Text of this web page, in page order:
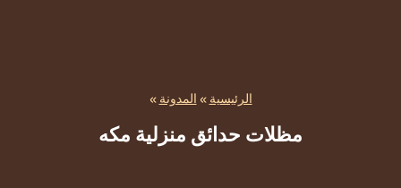
الرئيسية»المدونة»
مظلات حدائق منزلية مكه